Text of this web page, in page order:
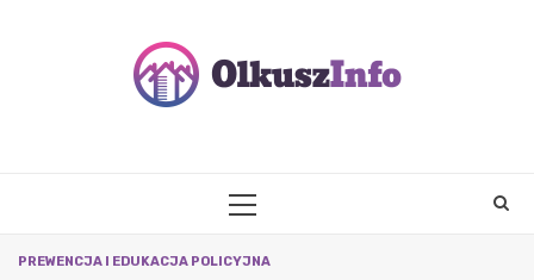
PRIMARY
PREWENCJA I EDUKACJA POLICYJNA